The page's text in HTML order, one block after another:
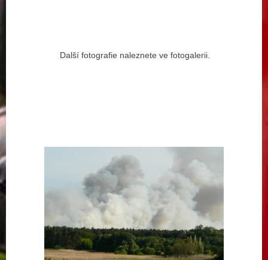
Další fotografie naleznete ve fotogalerii.